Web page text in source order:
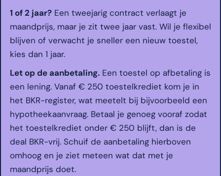
1 of 2 jaar? Een tweejarig contract verlaagt je
maandprijs, maar je zit twee jaar vast. Wil je flexibel
blijven of verwacht je sneller een nieuw toestel,
kies dan 1 jaar.
Let op de aanbetaling. Een toestel op afbetaling is
een lening. Vanaf € 250 toestelkrediet kom je in
het BKR-register, wat meetelt bij bijvoorbeeld een
hypotheekaanvraag. Betaal je genoeg vooraf zodat
het toestelkrediet onder € 250 blijft, dan is de
deal BKR-vrij. Schuif de aanbetaling hierboven
omhoog en je ziet meteen wat dat met je
maandprijs doet.